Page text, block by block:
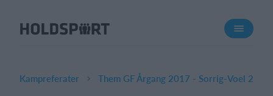
Om Holdsport
Kampreferater Them GF Årgang 2017 - Sorrig-Voel 2